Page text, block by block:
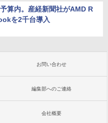
算内。産経新聞社がAMD R
を2千台導入
お問い合わせ
編集部へのご連絡
会社概要